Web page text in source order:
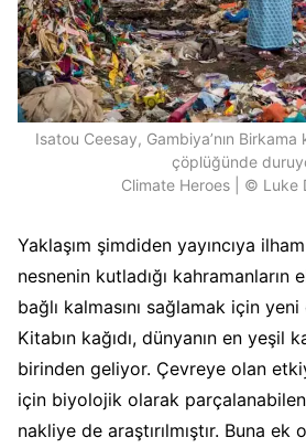
Isatou Ceesay, Gambiya’nın Birkama
çöplüğünde
Climate Heroes | © Luke
Yaklaşım şimdiden yayıncıya
nesnenin kutladığı
bağlı kalmasını sağlamak için
Kitabın kağıdı, dünyanın en yeşil
birinden geliyor. Çevreye olan
için biyolojik olarak
nakliye de araştırılmıştır. Buna ek